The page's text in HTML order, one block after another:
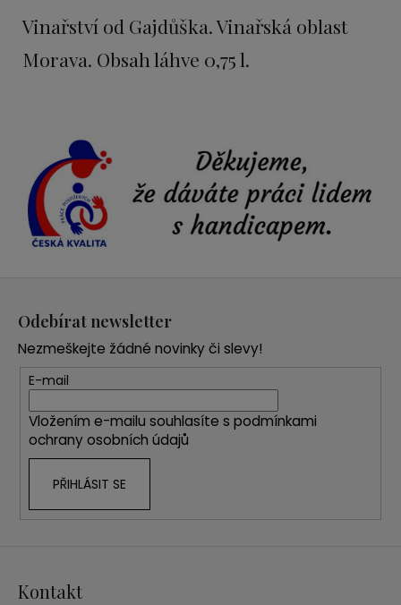
Vinařství od Gajdůška. Vinařská oblast
Morava. Obsah láhve 0,75 l.
Odebírat newsletter
Nezmeškejte žádné novinky či slevy!
E-mail
Vložením e-mailu souhlasíte s podmínkami
ochrany osobních údajů
PŘIHLÁSIT SE
Kontakt